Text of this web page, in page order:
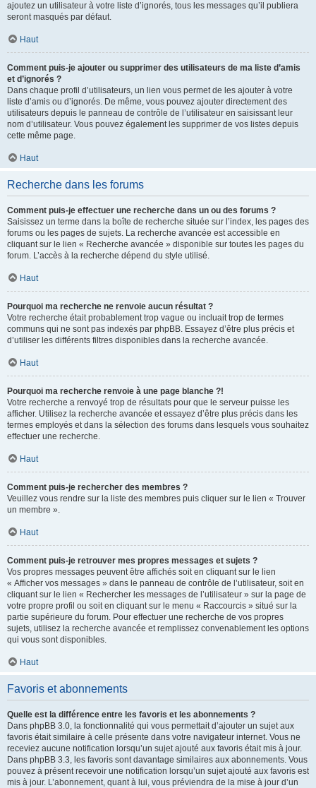
ajoutez un utilisateur à votre liste d’ignorés, tous les messages qu’il publiera
seront masqués par défaut.
Haut
Comment puis-je ajouter ou supprimer des utilisateurs de ma liste d’amis
et d’ignorés ?
Dans chaque profil d’utilisateurs, un lien vous permet de les ajouter à votre
liste d’amis ou d’ignorés. De même, vous pouvez ajouter directement des
utilisateurs depuis le panneau de contrôle de l’utilisateur en saisissant leur
nom d’utilisateur. Vous pouvez également les supprimer de vos listes depuis
cette même page.
Haut
Recherche dans les forums
Comment puis-je effectuer une recherche dans un ou des forums ?
Saisissez un terme dans la boîte de recherche située sur l’index, les pages des
forums ou les pages de sujets. La recherche avancée est accessible en
cliquant sur le lien « Recherche avancée » disponible sur toutes les pages du
forum. L’accès à la recherche dépend du style utilisé.
Haut
Pourquoi ma recherche ne renvoie aucun résultat ?
Votre recherche était probablement trop vague ou incluait trop de termes
communs qui ne sont pas indexés par phpBB. Essayez d’être plus précis et
d’utiliser les différents filtres disponibles dans la recherche avancée.
Haut
Pourquoi ma recherche renvoie à une page blanche ?!
Votre recherche a renvoyé trop de résultats pour que le serveur puisse les
afficher. Utilisez la recherche avancée et essayez d’être plus précis dans les
termes employés et dans la sélection des forums dans lesquels vous souhaitez
effectuer une recherche.
Haut
Comment puis-je rechercher des membres ?
Veuillez vous rendre sur la liste des membres puis cliquer sur le lien « Trouver
un membre ».
Haut
Comment puis-je retrouver mes propres messages et sujets ?
Vos propres messages peuvent être affichés soit en cliquant sur le lien
« Afficher vos messages » dans le panneau de contrôle de l’utilisateur, soit en
cliquant sur le lien « Rechercher les messages de l’utilisateur » sur la page de
votre propre profil ou soit en cliquant sur le menu « Raccourcis » situé sur la
partie supérieure du forum. Pour effectuer une recherche de vos propres
sujets, utilisez la recherche avancée et remplissez convenablement les options
qui vous sont disponibles.
Haut
Favoris et abonnements
Quelle est la différence entre les favoris et les abonnements ?
Dans phpBB 3.0, la fonctionnalité qui vous permettait d’ajouter un sujet aux
favoris était similaire à celle présente dans votre navigateur internet. Vous ne
receviez aucune notification lorsqu’un sujet ajouté aux favoris était mis à jour.
Dans phpBB 3.3, les favoris sont davantage similaires aux abonnements. Vous
pouvez à présent recevoir une notification lorsqu’un sujet ajouté aux favoris est
mis à jour. L’abonnement, quant à lui, vous préviendra de la mise à jour d’un